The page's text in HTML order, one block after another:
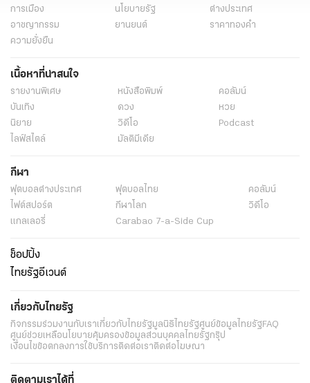
การเมือง
นโยบายรัฐ
ต่างประเทศ
อาชญากรรม
ยานยนต์
ราคาทองคำ
ความยั่งยืน
เนื้อหาที่น่าสนใจ
รายงานพิเศษ หนังสือพิมพ์
คอลัมน์
บันเทิง
ดวง
หวย
นิยาย
วิดีโอ
Podcast
ไลฟ์สไตล์
มัลติมีเดีย
กีฬา
ฟุตบอลต่่างประเทศ ฟุตบอลไทย
คอลัมน์
ไฟต์สปอร์ต
กีฬาโลก
วิดีโอ
แกลเลอรี่
Carabao 7-a-Side Cup
ช็อปปิ้ง
ไทยรัฐอีเวนต์
เกี่ยวกับไทยรัฐ
กิจกรรมร่วมงานกับเราเกี่ยวกับไทยรัฐมูลนิธิไทยรัฐศูนย์ข้อมูลไทยรัฐFAQ
ศูนย์ช่วยเหลือนโยบายคุ้มครองข้อมูลส่วนบุคคลไทยรัฐกรุ๊ป
เงื่อนไขข้อตกลงการใช้บริการติดต่อเราติดต่อโฆษณา
ติดตามเราได้ที่